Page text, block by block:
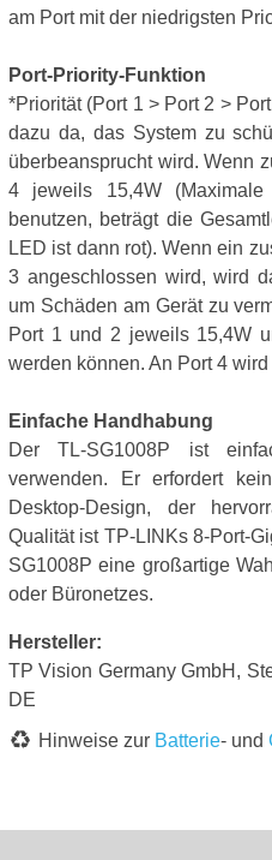
am Port mit der niedrigsten
Port-Priority-Funktion
*Priorität (Port 1 > Port 2 >
dazu da, das System zu
überbeansprucht wird. Wenn
4 jeweils 15,4W
benutzen, beträgt die
LED ist dann rot). Wenn ein
3 angeschlossen wird, wird
um Schäden am Gerät zu
Port 1 und 2 jeweils 15,4W
werden können. An Port 4
Einfache Handhabung
Der TL-SG1008P ist
verwenden. Er erfordert
Desktop-Design, der
Qualität ist TP-LINKs 8-Port-
SG1008P eine großartige
oder Büronetzes.
Hersteller:
TP Vision Germany GmbH,
DE
Hinweise zur Batterie- und